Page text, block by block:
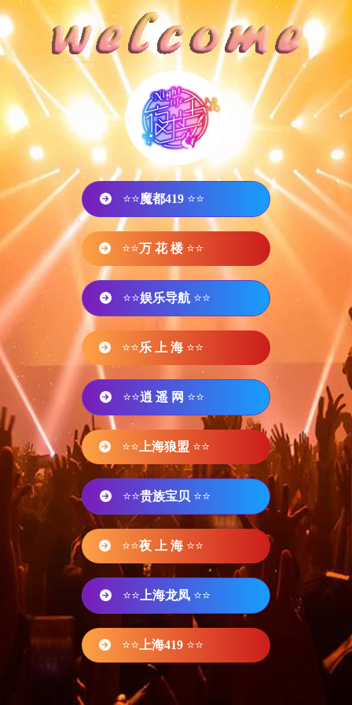
⭐⭐魔都419 ⭐⭐
⭐⭐万 花 楼 ⭐⭐
⭐⭐娱乐导航 ⭐⭐
⭐⭐乐 上 海 ⭐⭐
⭐⭐逍 遥 网 ⭐⭐
⭐⭐ 上海狼盟 ⭐⭐
⭐⭐贵族宝贝 ⭐⭐
⭐⭐夜 上 海 ⭐⭐
⭐⭐ 上海龙凤 ⭐⭐
⭐⭐ 上海419 ⭐⭐